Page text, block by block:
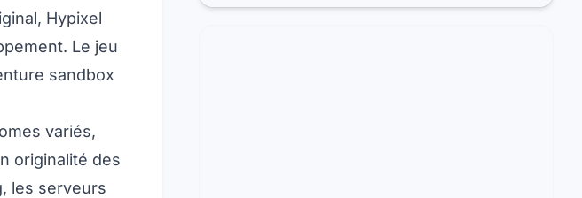
Hypixel
Le jeu
sandbox
variés,
originalité des
les serveurs